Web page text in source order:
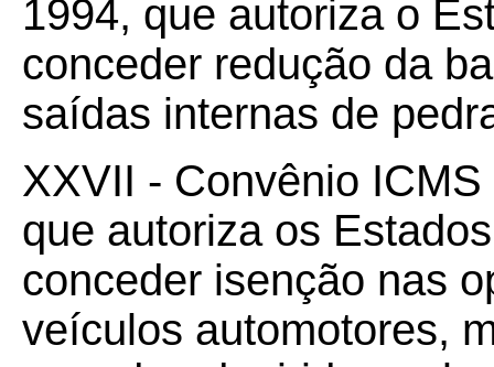
1994, que autoriza o
conceder redução da
saídas internas de
XXVII - Convênio ICMS
que autoriza os
conceder isenção nas
veículos automotores,